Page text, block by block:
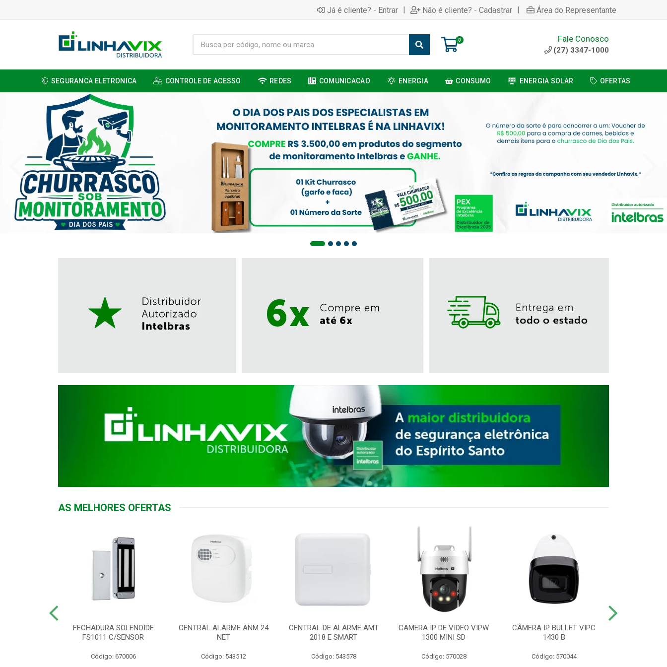
Já é cliente? - Entrar | Não é cliente? - Cadastrar | Área do Representante
0 Fale Conosco
(27) 3347-1000
SEGURANCA ELETRONICA CONTROLE DE ACESSO REDES COMUNICACAO ENERGIA CONSUMO ENERGIA SOLAR OFERTAS
AS MELHORES OFERTAS
FECHADURA SOLENOIDE
FS1011 C/SENSOR
Código: 670006
CENTRAL ALARME ANM 24
NET
Código: 543512
CENTRAL DE ALARME AMT
2018 E SMART
Código: 543578
CAMERA IP DE VIDEO VIPW
1300 MINI SD
Código: 570028
CÂMERA IP BULLET VIPC
1430 B
Código: 570044